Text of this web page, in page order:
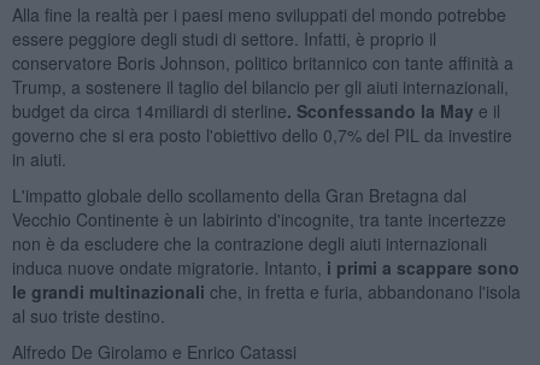
Alla fine la realtà per i paesi meno sviluppati del mondo potrebbe
essere peggiore degli studi di settore. Infatti, è proprio il
conservatore Boris Johnson, politico britannico con tante affinità a
Trump, a sostenere il taglio del bilancio per gli aiuti internazionali,
budget da circa 14miliardi di sterline. Sconfessando la May e il
governo che si era posto l'obiettivo dello 0,7% del PIL da investire
in aiuti.
L'impatto globale dello scollamento della Gran Bretagna dal
Vecchio Continente è un labirinto d'incognite, tra tante incertezze
non è da escludere che la contrazione degli aiuti internazionali
induca nuove ondate migratorie. Intanto, i primi a scappare sono
le grandi multinazionali che, in fretta e furia, abbandonano l'isola
al suo triste destino.
Alfredo De Girolamo e Enrico Catassi